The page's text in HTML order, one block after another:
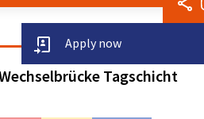
Apply now
Tagschicht